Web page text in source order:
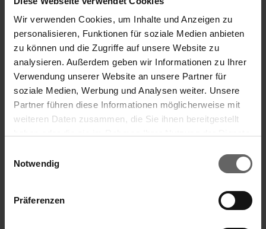
Wir verwenden Cookies, um Inhalte und Anzeigen zu
personalisieren, Funktionen für soziale Medien anbieten
zu können und die Zugriffe auf unsere Website zu
analysieren. Außerdem geben wir Informationen zu Ihrer
Verwendung unserer Website an unsere Partner für
soziale Medien, Werbung und Analysen weiter. Unsere
Partner führen diese Informationen möglicherweise mit
weiteren Daten zusammen, die Sie ihnen bereitgestellt
Cookies, wenn Sie unsere Webseite weiterhin nutzen.
Notwendig
Präferenzen
Name:
MIC: XETR
14.08.2023 CET/CEST Die EQS Distributionsservices
umfassen gesetzliche Meldepflichten, Corporate
News/Finanznachrichten und Pressemitteilungen.
Medienarchiv unter https://eqs-news.com
Suchvorschläge